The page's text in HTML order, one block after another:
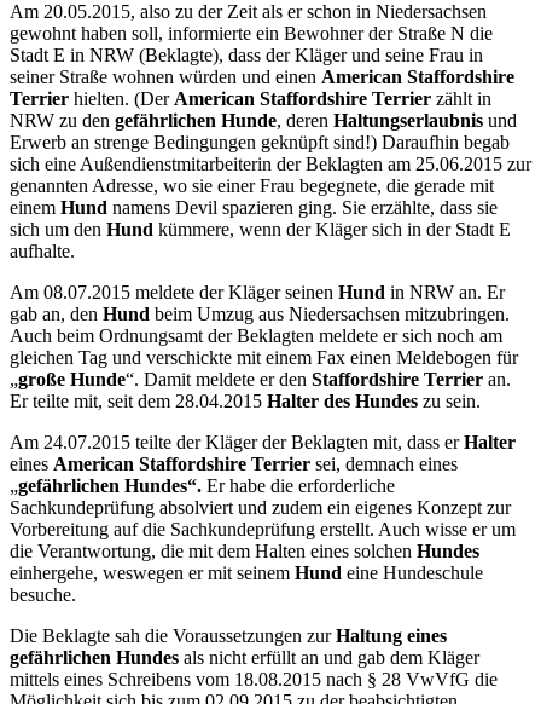
Am 20.05.2015, also zu der Zeit als er schon in Niedersachsen
gewohnt haben soll, informierte ein Bewohner der Straße N die
Stadt E in NRW (Beklagte), dass der Kläger und seine Frau in
seiner Straße wohnen würden und einen American Staffordshire
Terrier hielten. (DerAmerican Staffordshire Terrier zählt in
NRW zu den gefährlichen Hunde, deren Haltungserlaubnis und
Erwerb an strenge Bedingungen geknüpft sind!) Daraufhin begab
sich eine Außendienstmitarbeiterin der Beklagten am 25.06.2015 zur
genannten Adresse, wo sie einer Frau begegnete, die gerade mit
einem Hund namens Devil spazieren ging. Sie erzählte, dass sie
sich um den Hund kümmere, wenn der Kläger sich in der Stadt E
aufhalte.
Am 08.07.2015 meldete der Kläger seinen Hund in NRW an. Er
gab an, den Hund beim Umzug aus Niedersachsen mitzubringen.
Auch beim Ordnungsamt der Beklagten meldete er sich noch am
gleichen Tag und verschickte mit einem Fax einen Meldebogen für
„große Hunde“. Damit meldete er den Staffordshire Terrier an.
Er teilte mit, seit dem 28.04.2015 Halter des Hundes zu sein.
Am 24.07.2015 teilte der Kläger der Beklagten mit, dass erHalter
eines American Staffordshire Terrier sei, demnach eines
„gefährlichen Hundes“. Er habe die erforderliche
Sachkundeprüfung absolviert und zudem ein eigenes Konzept zur
Vorbereitung auf die Sachkundeprüfung erstellt. Auch wisse er um
die Verantwortung, die mit dem Halten eines solchen Hundes
einhergehe, weswegen er mit seinem Hund eine Hundeschule
besuche.
Die Beklagte sah die Voraussetzungen zurHaltung eines
gefährlichen Hundes als nicht erfüllt an und gab dem Kläger
mittels eines Schreibens vom 18.08.2015 nach § 28 VwVfG die